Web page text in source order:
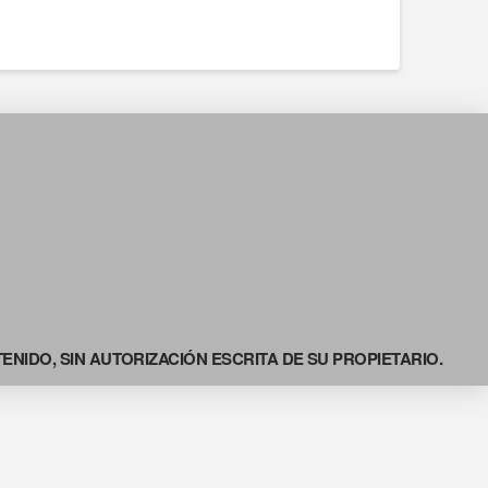
SIN AUTORIZACIÓN ESCRITA DE SU PROPIETARIO.